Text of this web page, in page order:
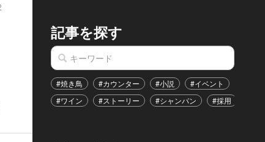
記事を探す
#焼き鳥 #カウンター #小説 #イベント
#ワイン
#ストーリー #シャンパン #採用